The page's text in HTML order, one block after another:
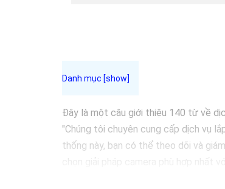
Đây là một câu giới thiệu 140 từ về
"Chúng tôi chuyên cung cấp dịch vụ
thống này, bạn có thể theo dõi và